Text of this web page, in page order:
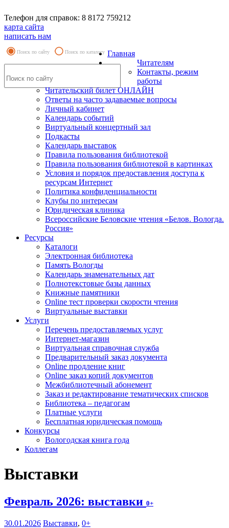
Телефон для справок: 8 8172 759212
карта сайта
написать нам
Поиск по сайту Поиск по каталогу Главная
Читателям
Контакты, режим
работы
Читательский билет ОНЛАЙН
Ответы на часто задаваемые вопросы
Личный кабинет
Календарь событий
Виртуальный концертный зал
Подкасты
Календарь выставок
Правила пользования библиотекой
Правила пользования библиотекой в картинках
Условия и порядок предоставления доступа к
ресурсам Интернет
Политика конфиденциальности
Клубы по интересам
Юридическая клиника
Всероссийские Беловские чтения «Белов. Вологда.
Россия»
Ресурсы
Каталоги
Электронная библиотека
Память Вологды
Календарь знаменательных дат
Полнотекстовые базы данных
Книжные памятники
Online тест проверки скорости чтения
Виртуальные выставки
Услуги
Перечень предоставляемых услуг
Интернет-магазин
Виртуальная справочная служба
Предварительный заказ документа
Online продление книг
Online заказ копий документов
Межбиблиотечный абонемент
Заказ и редактирование тематических списков
Библиотека – педагогам
Платные услуги
Бесплатная юридическая помощь
Конкурсы
Вологодская книга года
Коллегам
Выставки
Февраль 2026: выставки 0+
30.01.2026 Выставки, 0+